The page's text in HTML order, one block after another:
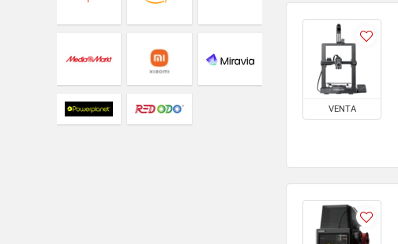
VENTA